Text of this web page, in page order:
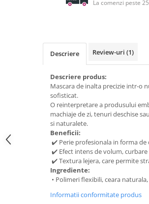
PALETE PROFESIONALE
La comenzi peste
Descriere Review-uri (1)
Descriere produs:
Mascara de inalta precizie intr-o
sofisticat.
O reinterpretare a produsului
machiaje de zi, tenuri deschise
si naturalete.
Beneficii:
✔️ Perie profesionala in forma de
✔️ Efect intens de volum, curbare
✔️ Textura lejera, care permite
Ingrediente:
• Polimeri flexibili, ceara
Informatii conformitate produs